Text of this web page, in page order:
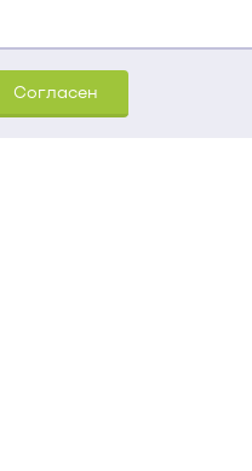
Согласен